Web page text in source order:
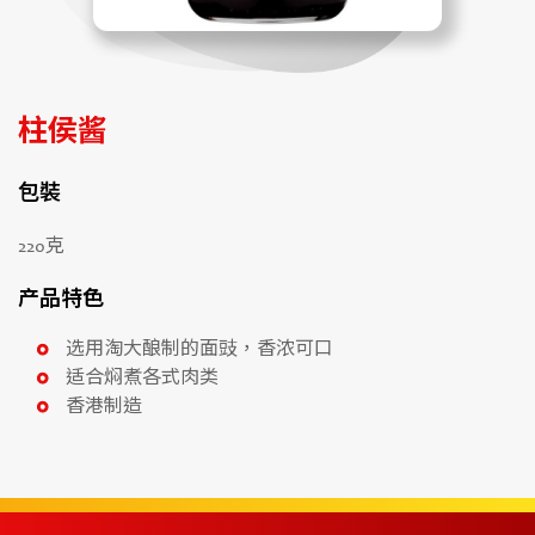
柱侯酱
包裝
220克
产品特色
选用淘大酿制的面豉，香浓可口
适合焖煮各式肉类
香港制造